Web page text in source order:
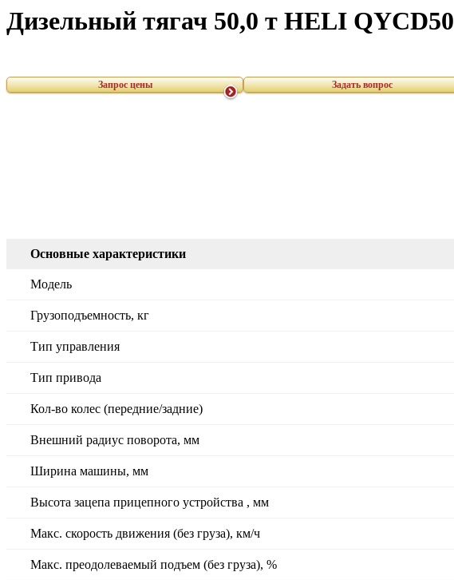
Дизельный тягач 50,0 т HELI QYCD50
Запрос цены Задать вопрос
Основные характеристики
Модель
Грузоподъемность, кг
Тип управления
Тип привода
Кол-во колес (передние/задние)
Внешний радиус поворота, мм
Ширина машины, мм
Высота зацепа прицепного устройства , мм
Макс. скорость движения (без груза), км/ч
Макс. преодолеваемый подъем (без груза), %